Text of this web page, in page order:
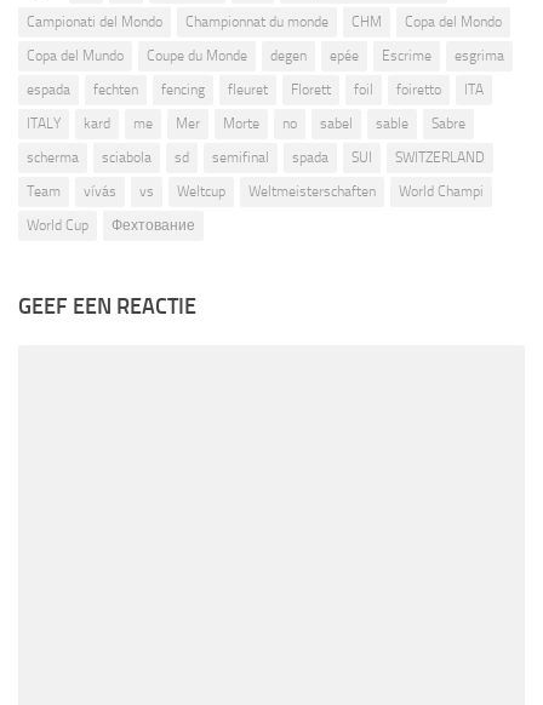
Campionati del Mondo
Championnat du monde CHM
Copa del Mondo
Copa del Mundo
Coupe du Monde degen epée Escrime
esgrima
espada
fechten fencing fleuret Florett foil foiretto
ITA
ITALY
kard me Mer Morte no sabel sable
Sabre
scherma
sciabola sd semifinal spada SUI
SWITZERLAND
Team
vívás vs Weltcup Weltmeisterschaften
World Champi
World Cup
Фехтование
GEEF EEN REACTIE